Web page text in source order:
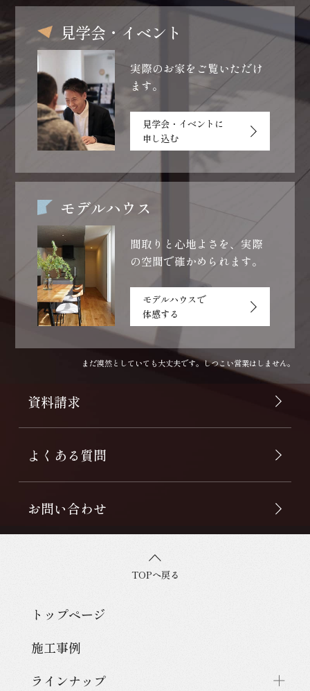
見学会・イベント
実際のお家をご覧いただけ
ます。
見学会・イベントに
申し込む
モデルハウス
間取りと心地よさを、 実際
の空間で確かめられます。
モデルハウスで
体感する
まだ漠然としていても大丈夫です。しつこい営業はしません。
資料請求
よくある質問
お問い合わせ
TOPへ戻る
トップページ
施工事例
ラインナップ